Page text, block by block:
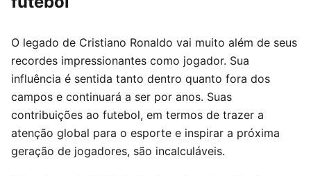
O legado de Cristiano Ronaldo vai muito além de seus
recordes impressionantes como jogador. Sua
influência é sentida tanto dentro quanto fora dos
campos e continuará a ser por anos. Suas
contribuições ao futebol, em termos de trazer a
atenção global para o esporte e inspirar a próxima
geração de jogadores, são incalculáveis.